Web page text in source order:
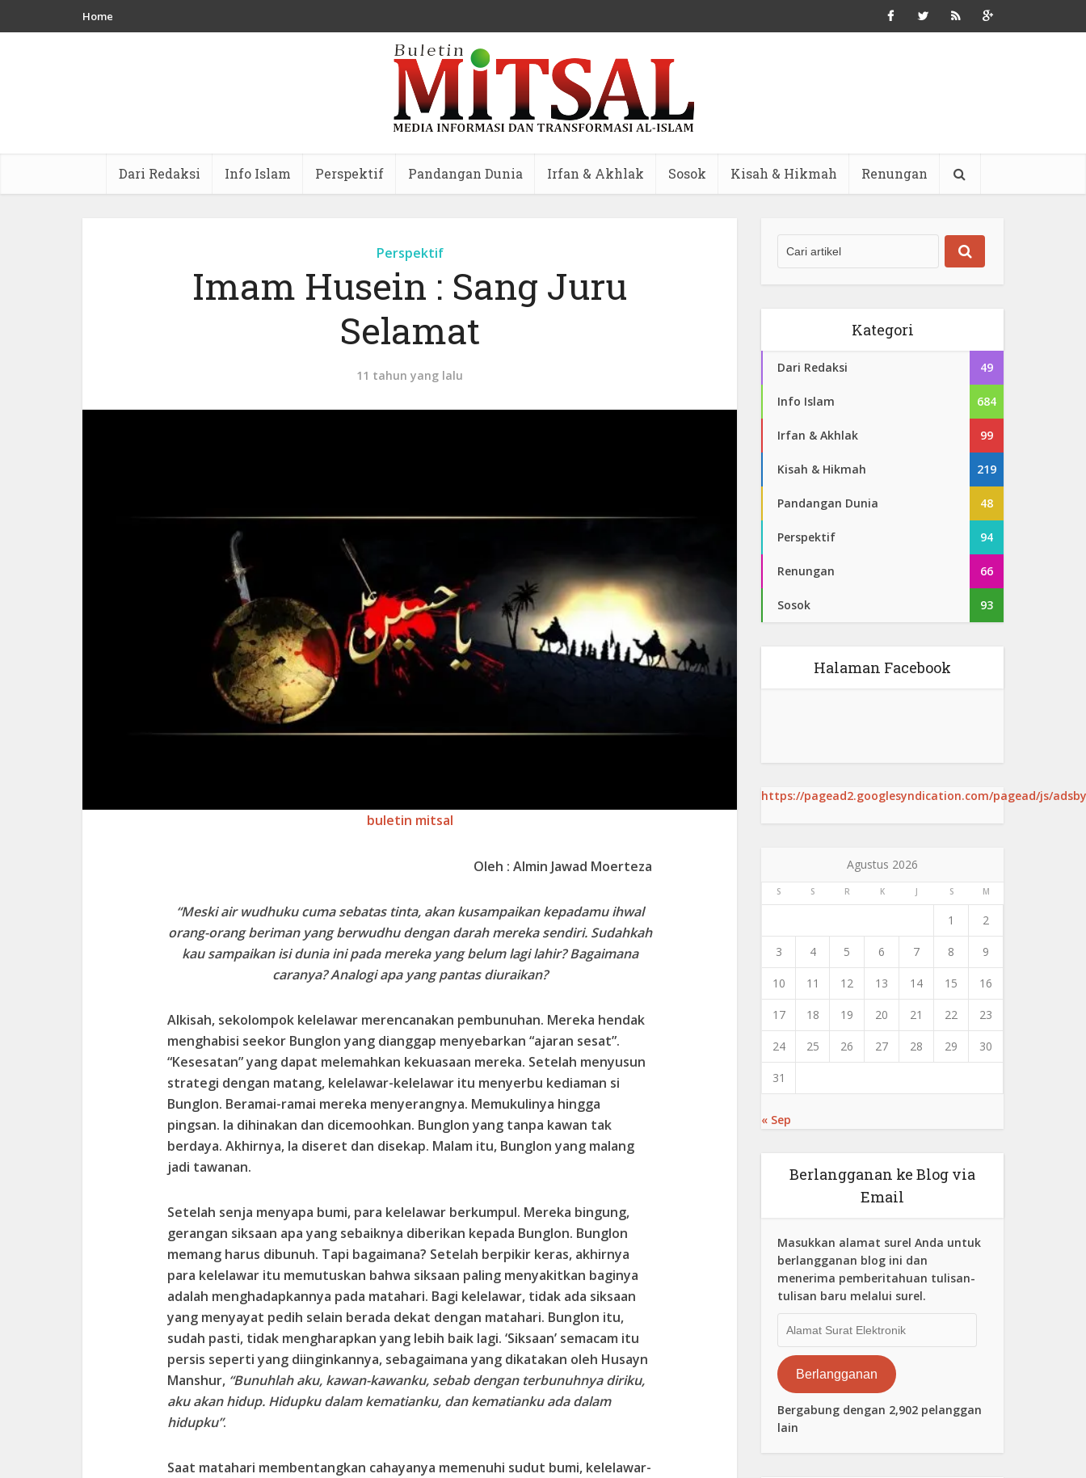
Home
Dari Redaksi Info Islam Perspektif Pandangan Dunia Irfan & Akhlak Sosok Kisah & Hikmah Renungan
Perspektif
Imam Husein : Sang Juru
Selamat
11 tahun yang lalu
buletin mitsal
Oleh : Almin Jawad Moerteza
“Meski air wudhuku cuma sebatas tinta, akan kusampaikan kepadamu ihwal
orang-orang beriman yang berwudhu dengan darah mereka sendiri. Sudahkah
kau sampaikan isi dunia ini pada mereka yang belum lagi lahir? Bagaimana
caranya? Analogi apa yang pantas diuraikan?
Alkisah, sekolompok kelelawar merencanakan pembunuhan. Mereka hendak
menghabisi seekor Bunglon yang dianggap menyebarkan “ajaran sesat”.
“Kesesatan” yang dapat melemahkan kekuasaan mereka. Setelah menyusun
strategi dengan matang, kelelawar-kelelawar itu menyerbu kediaman si
Bunglon. Beramai-ramai mereka menyerangnya. Memukulinya hingga
pingsan. Ia dihinakan dan dicemoohkan. Bunglon yang tanpa kawan tak
berdaya. Akhirnya, Ia diseret dan disekap. Malam itu, Bunglon yang malang
jadi tawanan.
Setelah senja menyapa bumi, para kelelawar berkumpul. Mereka bingung,
gerangan siksaan apa yang sebaiknya diberikan kepada Bunglon. Bunglon
memang harus dibunuh. Tapi bagaimana? Setelah berpikir keras, akhirnya
para kelelawar itu memutuskan bahwa siksaan paling menyakitkan baginya
adalah menghadapkannya pada matahari. Bagi kelelawar, tidak ada siksaan
yang menyayat pedih selain berada dekat dengan matahari. Bunglon itu,
sudah pasti, tidak mengharapkan yang lebih baik lagi. ‘Siksaan’ semacam itu
persis seperti yang diinginkannya, sebagaimana yang dikatakan oleh Husayn
Manshur, “Bunuhlah aku, kawan-kawanku, sebab dengan terbunuhnya diriku,
aku akan hidup. Hidupku dalam kematianku, dan kematianku ada dalam
hidupku”.
Saat matahari membentangkan cahayanya memenuhi sudut bumi, kelelawar-
Kategori
Dari Redaksi 49
Info Islam 684
Irfan & Akhlak 99
Kisah & Hikmah 219
Pandangan Dunia 48
Perspektif 94
Renungan 66
Sosok 93
Halaman Facebook
https://pagead2.googlesyndication.com/pagead/js/
Agustus 2026
S S R K J S M
1 2
3 4 5 6 7 8 9
10 11 12 13 14 15 16
17 18 19 20 21 22 23
24 25 26 27 28 29 30
31
« Sep
Berlangganan ke Blog via
Email
Masukkan alamat surel Anda untuk
berlangganan blog ini dan
menerima pemberitahuan tulisan-
tulisan baru melalui surel.
Surat
Elektronik
Berlangganan
Bergabung dengan 2,902 pelanggan
lain